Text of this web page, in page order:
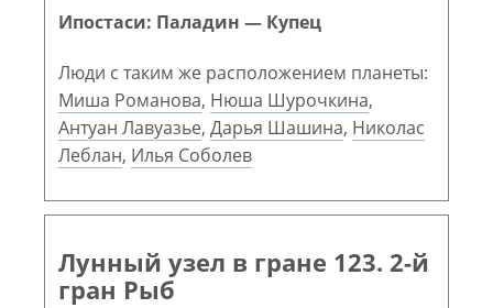
Ипостаси: Паладин — Купец
Люди с таким же расположением планеты:
Миша Романова, Нюша Шурочкина,
Антуан Лавуазье, Дарья Шашина, Николас
Леблан, Илья Соболев
Лунный узел в гране 123. 2-й
гран Рыб